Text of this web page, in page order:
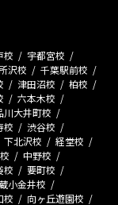
校
宇都宮校
沢校
千葉駅前校
津田沼校
柏校
六本木校
川大井町校
校
渋谷校
下北沢校
経堂校
中野校
校
要町校
小金井校
校
向ヶ丘遊園校